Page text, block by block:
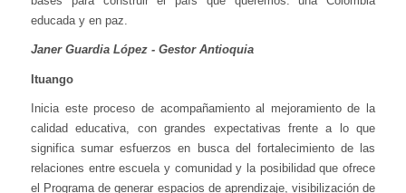
educada y en paz.
Janer Guardia López - Gestor Antioquia
Ituango
Inicia este proceso de acompañamiento al mejoramiento de la
calidad educativa, con grandes expectativas frente a lo que
significa sumar esfuerzos en busca del fortalecimiento de las
relaciones entre escuela y comunidad y la posibilidad que ofrece
el Programa de generar espacios de aprendizaje, visibilización de